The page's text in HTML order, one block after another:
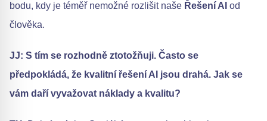
bodu, kdy je téměř nemožné rozlišit naše Řešení AI od
člověka.
JJ: S tím se rozhodně ztotožňuji. Často se
předpokládá, že kvalitní řešení AI jsou drahá. Jak se
vám daří vyvažovat náklady a kvalitu?